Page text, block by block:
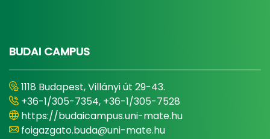
BUDAI CAMPUS
1118 Budapest, Villányi út 29-43.
+36-1/305-7354, +36-1/305-7528
https://budaicampus.uni-mate.hu
foigazgato.buda@uni-mate.hu